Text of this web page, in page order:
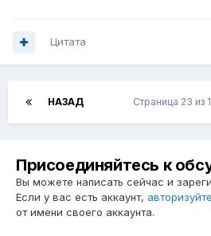
Цитата
НАЗАД Страница 23 из
Присоединяйтесь к
Вы можете написать сейчас и
Если у вас есть аккаунт,
от имени своего аккаунта.